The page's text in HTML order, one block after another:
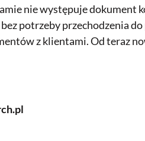
nie występuje dokument
potrzeby przechodzenia
z klientami. Od teraz